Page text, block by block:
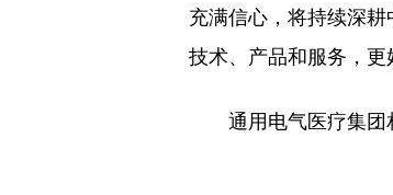
充满信心，将持续深
技术、产品和服务，更
通用电气医疗集团